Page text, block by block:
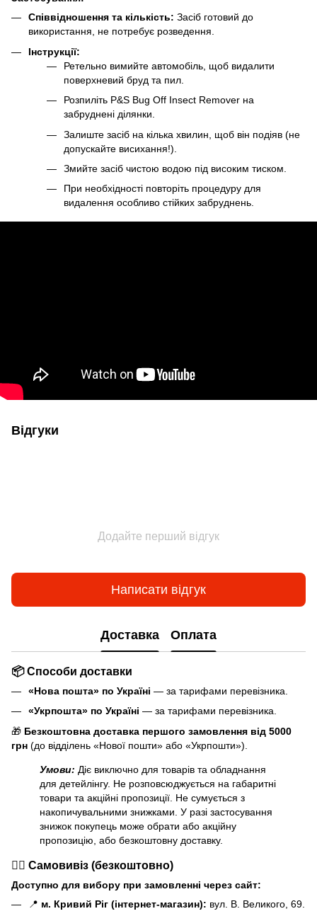
Співвідношення та кількість: Засіб готовий до
використання, не потребує розведення.
Інструкції:
Ретельно вимийте автомобіль, щоб видалити
поверхневий бруд та пил.
Розпиліть P&S Bug Off Insect Remover на
забруднені ділянки.
Залиште засіб на кілька хвилин, щоб він подіяв (не
допускайте висихання!).
Змийте засіб чистою водою під високим тиском.
При необхідності повторіть процедуру для
видалення особливо стійких забруднень.
Відгуки
Додайте перший відгук
Написати відгук
Доставка Оплата
📦 Способи доставки
«Нова пошта» по Україні — за тарифами перевізника.
«Укрпошта» по Україні — за тарифами перевізника.
🎁 Безкоштовна доставка першого замовлення від 5000
грн (до відділень «Нової пошти» або «Укрпошти»).
Умови: Діє виключно для товарів та обладнання
для детейлінгу. Не розповсюджується на габаритні
товари та акційні пропозиції. Не сумується з
накопичувальними знижками. У разі застосування
знижок покупець може обрати або акційну
пропозицію, або безкоштовну доставку.
🏃‍♂️ Самовивіз (безкоштовно)
Доступно для вибору при замовленні через сайт:
📍 м. Кривий Ріг (інтернет-магазин): вул. В. Великого, 69.